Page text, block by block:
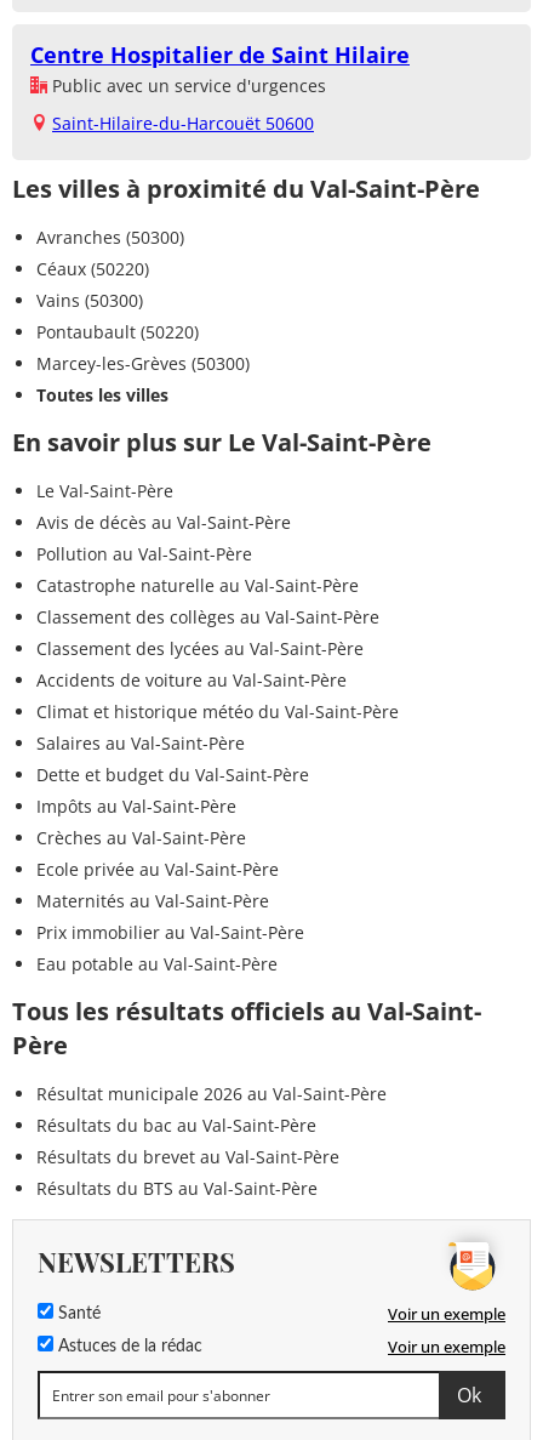
Centre Hospitalier de Saint Hilaire
Public avec un service d'urgences
Saint-Hilaire-du-Harcouët 50600
Les villes à proximité du Val-Saint-Père
Avranches (50300)
Céaux (50220)
Vains (50300)
Pontaubault (50220)
Marcey-les-Grèves (50300)
Toutes les villes
En savoir plus sur Le Val-Saint-Père
Le Val-Saint-Père
Avis de décès au Val-Saint-Père
Pollution au Val-Saint-Père
Catastrophe naturelle au Val-Saint-Père
Classement des collèges au Val-Saint-Père
Classement des lycées au Val-Saint-Père
Accidents de voiture au Val-Saint-Père
Climat et historique météo du Val-Saint-Père
Salaires au Val-Saint-Père
Dette et budget du Val-Saint-Père
Impôts au Val-Saint-Père
Crèches au Val-Saint-Père
Ecole privée au Val-Saint-Père
Maternités au Val-Saint-Père
Prix immobilier au Val-Saint-Père
Eau potable au Val-Saint-Père
Tous les résultats officiels au Val-Saint-
Père
Résultat municipale 2026 au Val-Saint-Père
Résultats du bac au Val-Saint-Père
Résultats du brevet au Val-Saint-Père
Résultats du BTS au Val-Saint-Père
NEWSLETTERS
Santé Voir un exemple
Astuces de la rédac Voir un exemple